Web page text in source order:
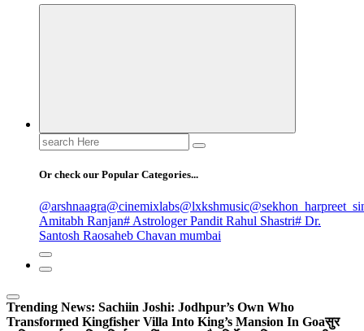
Search
for:
Or check our Popular Categories...
@arshnaagra@cinemixlabs@lxkshmusic
Amitabh Ranjan# Astrologer Pandit Rahul Shastri# Dr.
Santosh Raosaheb Chavan mumbai
Trending News: Sachiin Joshi: Jodhpur’s Own Who
Transformed Kingfisher Villa Into King’s Mansion In Goaसुर